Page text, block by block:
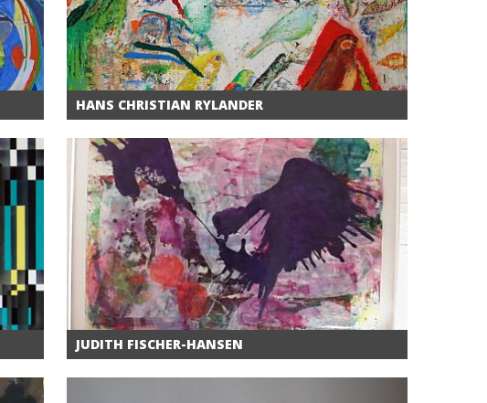
HANS CHRISTIAN RYLANDER
JUDITH FISCHER-HANSEN